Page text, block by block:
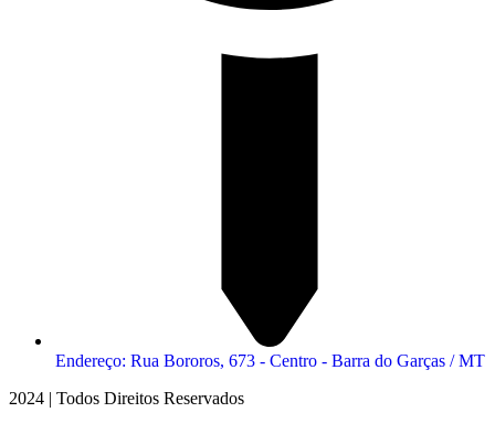
Endereço: Rua Bororos, 673 - Centro - Barra do Garças / MT
2024 | Todos Direitos Reservados